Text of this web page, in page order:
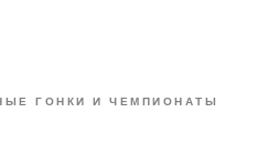
ГОНКИ И ЧЕМПИОНАТЫ